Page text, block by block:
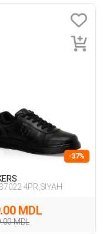
-37%
4PR,SIYAH
MDL
MDL